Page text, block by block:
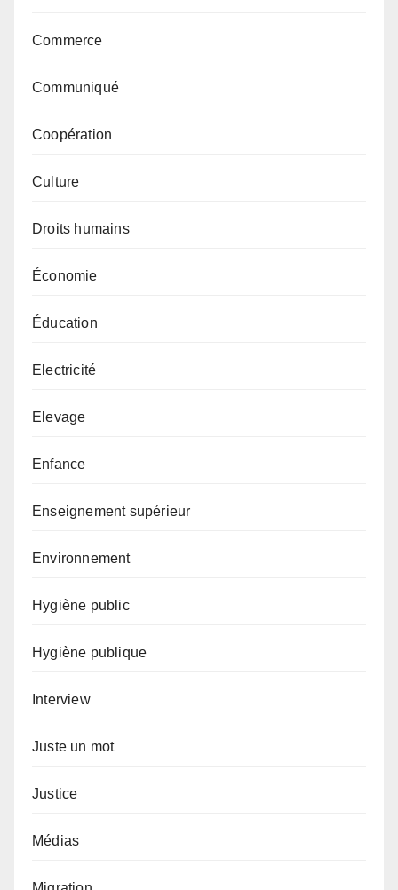
Commerce
Communiqué
Coopération
Culture
Droits humains
Économie
Éducation
Electricité
Elevage
Enfance
Enseignement supérieur
Environnement
Hygiène public
Hygiène publique
Interview
Juste un mot
Justice
Médias